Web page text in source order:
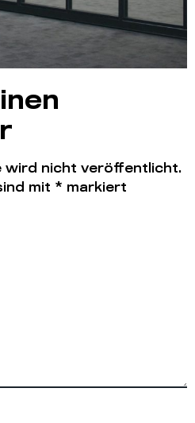
wird nicht veröffentlicht.
mit * markiert